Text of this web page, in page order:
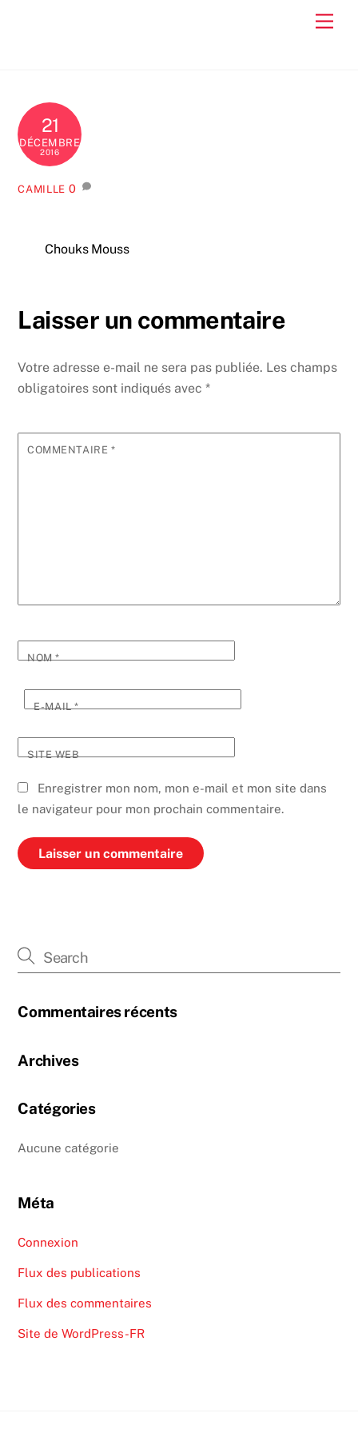
21
DÉCEMBRE
2016
CAMILLE 0
Chouks Mouss
Laisser un commentaire
Votre adresse e-mail ne sera pas publiée. Les champs
obligatoires sont indiqués avec*
COMMENTAIRE *
NOM*
E-MAIL*
SITE WEB
Enregistrer mon nom, mon e-mail et mon site dans
le navigateur pour mon prochain commentaire.
Commentaires récents
Archives
Catégories
Aucune catégorie
Méta
Connexion
Flux des publications
Flux des commentaires
Site de WordPress-FR